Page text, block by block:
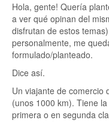
Hola, gente! Quería
a ver qué opinan del
disfrutan de estos
personalmente, me
formulado/planteado.
Dice así.
Un viajante de comercio
(unos 1000 km). Tiene
primera o en segunda